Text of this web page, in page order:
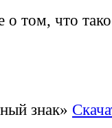
том, что
знак»